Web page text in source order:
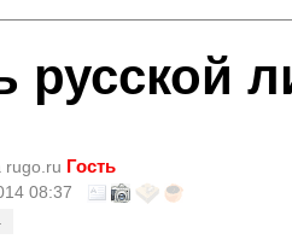
русской
rugo.ru Гость
08:37